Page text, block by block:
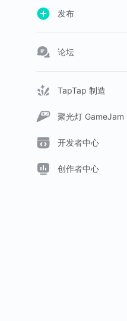
发布
论坛
TapTap 制造
聚光灯 GameJam
开发者中心
创作者中心